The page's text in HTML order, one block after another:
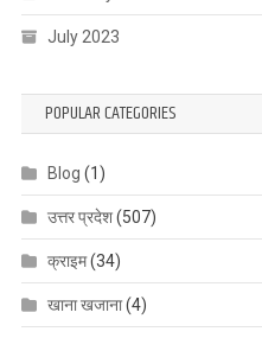
July 2023
POPULAR CATEGORIES
Blog (1)
उत्तर प्रदेश(507)
क्राइम(34)
खाना खजाना(4)